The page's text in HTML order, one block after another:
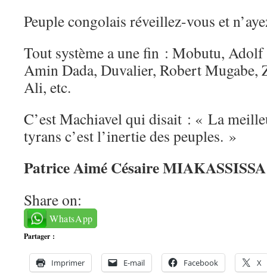
Peuple congolais réveillez-vous et
Tout système a une fin : Mobutu,
Amin Dada, Duvalier, Robert Mugabe,
Ali, etc.
C’est Machiavel qui disait : « La
tyrans c’est l’inertie des peuples. »
Patrice Aimé Césaire MIAKASSISSA
Share on:
WhatsApp
Partager :
Imprimer E-mail Facebook X